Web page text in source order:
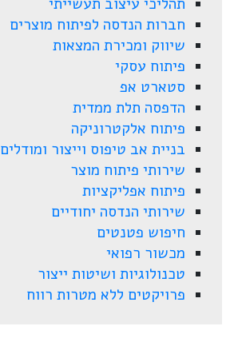
תהליכי עיצוב תעשייתי
חברות הנדסה לפיתוח מוצרים
שיווק ומכירת המצאות
פיתוח עסקי
סטארט אפ
הדפסה תלת ממדית
פיתוח אלקטרוניקה
בניית אב טיפוס וייצור ומודלים
שירותי פיתוח מוצר
פיתוח אפליקציות
שירותי הנדסה יחודיים
חיפוש פטנטים
מכשור רפואי
טכנולוגיות ושיטות ייצור
פרויקטים ללא מטרות רווח